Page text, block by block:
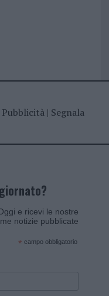
Pubblicità| Segnala
e ricevi le nostre
notizie pubblicate
* campo obbligatorio